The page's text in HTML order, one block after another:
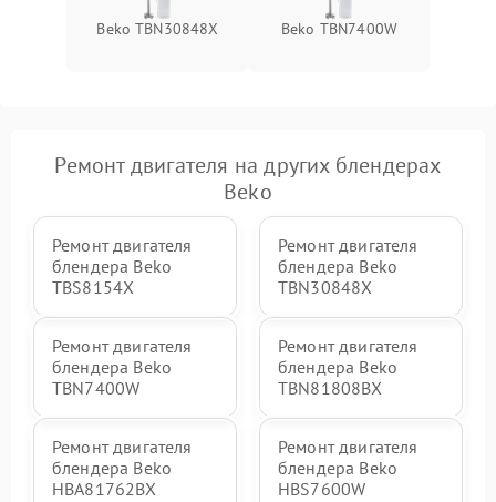
Beko TBN30848X Beko TBN7400W
Ремонт двигателя на других блендерах
Beko
Ремонт двигателя
блендера Beko
TBS8154X
Ремонт двигателя
блендера Beko
TBN30848X
Ремонт двигателя
блендера Beko
TBN7400W
Ремонт двигателя
блендера Beko
TBN81808BX
Ремонт двигателя
блендера Beko
HBA81762BX
Ремонт двигателя
блендера Beko
HBS7600W